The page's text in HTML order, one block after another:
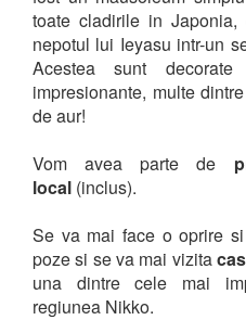
toate cladirile in
nepotul lui Ieyasu intr-un
Acestea sunt
impresionante, multe
de aur!
Vom avea parte de
local (inclus).
Se va mai face o oprire
poze si se va mai vizita
una dintre cele mai
regiunea Nikko.